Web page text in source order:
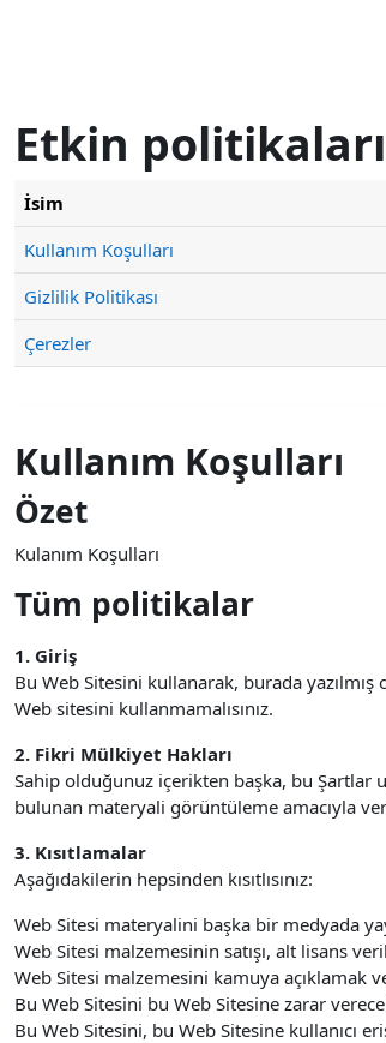
Etkin
İsim
Kullanım Koşulları
Gizlilik Politikası
Çerezler
Kullanım Koşulları
Özet
Kulanım Koşulları
Tüm politikalar
1. Giriş
Bu Web Sitesini kullanarak, burada
Web sitesini kullanmamalısınız.
2. Fikri Mülkiyet Hakları
Sahip olduğunuz içerikten başka, bu Şartlar
bulunan materyali görüntüleme amacıyla
3. Kısıtlamalar
Aşağıdakilerin hepsinden kısıtlısınız:
Web Sitesi materyalini başka bir medyada
Web Sitesi malzemesinin satışı, alt lisans
Web Sitesi malzemesini kamuya açıklamak
Bu Web Sitesini bu Web Sitesine zarar
Bu Web Sitesini, bu Web Sitesine kullanıcı